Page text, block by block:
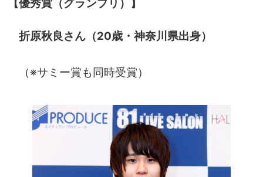
【優秀賞（グランプリ）】
折原秋良さん（20歳・神奈川県出身）
（※サミー賞も同時受賞）